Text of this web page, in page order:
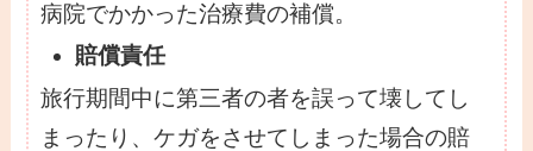
病院でかかった治療費の補償。
賠償責任
旅行期間中に第三者の者を誤って壊してし
まったり、ケガをさせてしまった場合の賠